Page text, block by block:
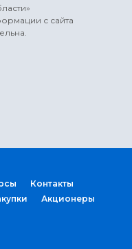
с сайта
Контакты
Акционеры